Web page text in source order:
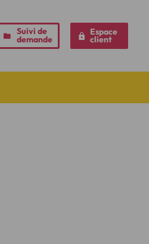
Suivi de
demande
Espace
client